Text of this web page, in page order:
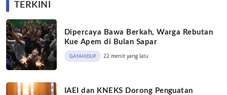
TERKINI
Dipercaya Bawa Berkah, Warga Rebutan
Kue Apem di Bulan Sapar
GAYAHIDUP 22 menit yang lalu
IAEI dan KNEKS Dorong Penguatan